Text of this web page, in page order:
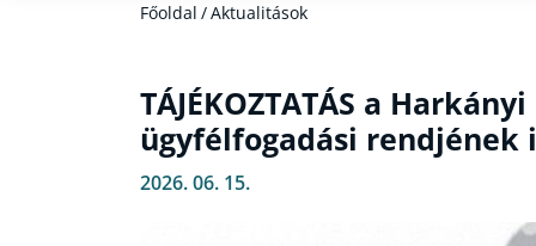
Főoldal /Aktualitások
TÁJÉKOZTATÁS a
ügyfélfogadási rendjének
2026. 06. 15.